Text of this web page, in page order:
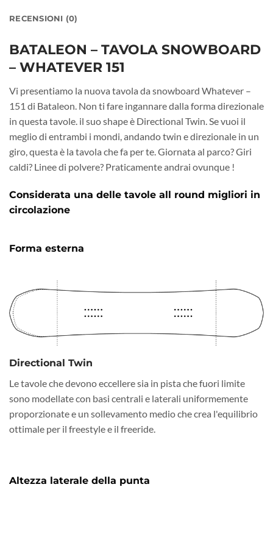
RECENSIONI (0)
BATALEON – TAVOLA SNOWBOARD
– WHATEVER 151
Vi presentiamo la nuova tavola da snowboard Whatever –
151 di Bataleon. Non ti fare ingannare dalla forma direzionale
in questa tavole. il suo shape è Directional Twin. Se vuoi il
meglio di entrambi i mondi, andando twin e direzionale in un
giro, questa è la tavola che fa per te. Giornata al parco? Giri
caldi? Linee di polvere? Praticamente andrai ovunque !
Considerata una delle tavole all round migliori in
circolazione
Forma esterna
Directional Twin
Le tavole che devono eccellere sia in pista che fuori limite
sono modellate con basi centrali e laterali uniformemente
proporzionate e un sollevamento medio che crea l'equilibrio
ottimale per il freestyle e il freeride.
Altezza laterale della punta